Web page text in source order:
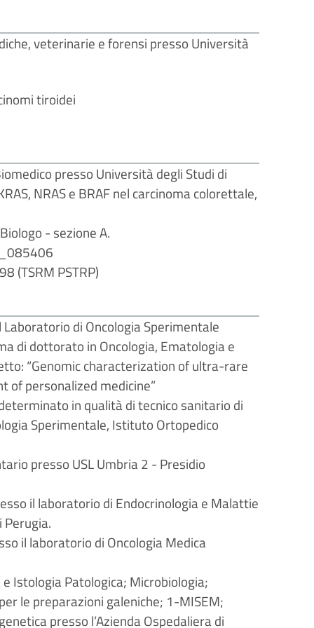
veterinarie e forensi presso Università
tiroidei
presso Università degli Studi di
NRAS e BRAF nel carcinoma colorettale,
- sezione A.
(TSRM PSTRP)
di Oncologia Sperimentale
di dottorato in Oncologia, Ematologia e
“Genomic characterization of ultra-rare
of personalized medicine”
in qualità di tecnico sanitario di
Sperimentale, Istituto Ortopedico
presso USL Umbria 2 - Presidio
il laboratorio di Endocrinologia e Malattie
Perugia.
il laboratorio di Oncologia Medica
Istologia Patologica; Microbiologia;
le preparazioni galeniche; 1-MISEM;
presso l’Azienda Ospedaliera di